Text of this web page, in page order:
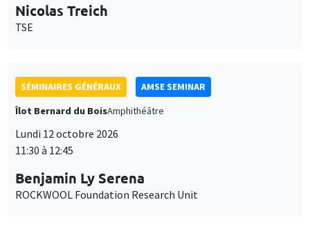
Nicolas Treich
TSE
SÉMINAIRES GÉNÉRAUX
AMSE SEMINAR
Îlot Bernard du BoisAmphithéâtre
Lundi 12 octobre 2026
11:30 à 12:45
Benjamin Ly Serena
ROCKWOOL Foundation Research Unit